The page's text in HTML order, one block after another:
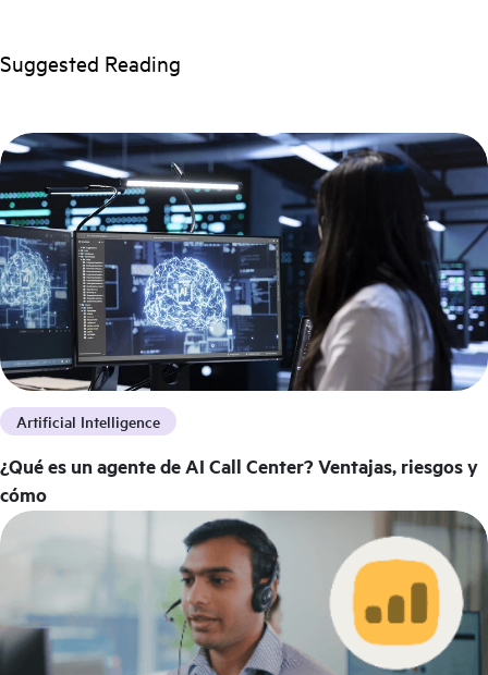
Suggested Reading
Artificial Intelligence
¿Qué es un agente de AI Call Center? Ventajas, riesgos y
cómo